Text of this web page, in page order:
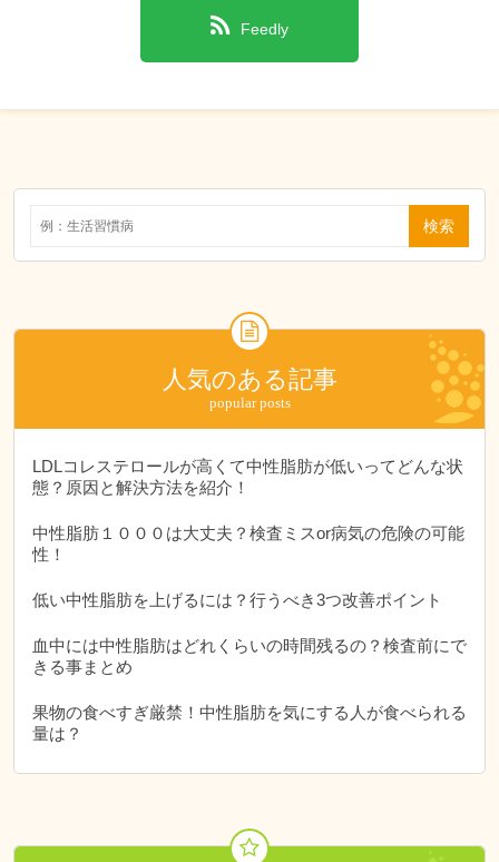
Feedly
人気のある記事
LDLコレステロールが高くて中性脂肪が低いってどんな状
態？原因と解決方法を紹介！
中性脂肪１０００は大丈夫？検査ミスor病気の危険の可能
性！
低い中性脂肪を上げるには？行うべき3つ改善ポイント
血中には中性脂肪はどれくらいの時間残るの？検査前にで
きる事まとめ
果物の食べすぎ厳禁！中性脂肪を気にする人が食べられる
量は？